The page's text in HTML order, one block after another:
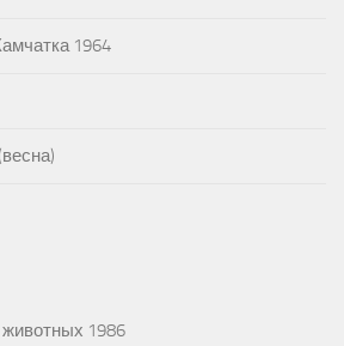
1964
1986